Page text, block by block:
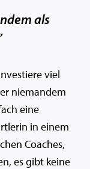
als
viel
niemandem
eine
in einem
Coaches,
es gibt keine